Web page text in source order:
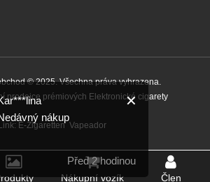
© 2025. Všechna práva vyhrazena.
prodejce prémiových Elektronické cigarety
Link: E-Zigaretten Vapeador
Nákupní vozík Člen
✕
nákup
Před 2 hodinou